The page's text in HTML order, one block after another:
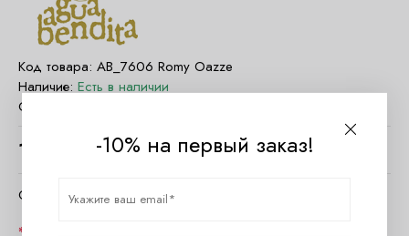
Код товара: AB_7606 Romy Oazze
Наличие: Есть в наличии
Страна:
11160 руб.
Очистить параметры
-10% на первый заказ!